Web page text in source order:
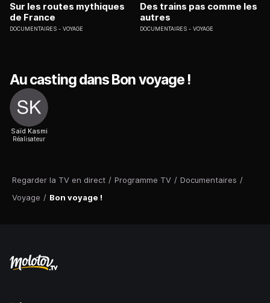
Regarder la TV en direct / Programme TV / Documentaires /
Voyage / Bon voyage !
Sur les routes mythiques
de France
DOCUMENTAIRES VOYAGE
Des trains pas comme les
autres
DOCUMENTAIRES VOYAGE
Au casting dans Bon voyage !
Saïd Kasmi
Réalisateur